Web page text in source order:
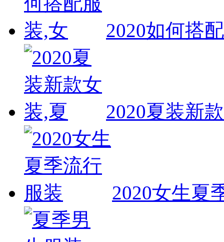
2020如何搭
2020夏装新
2020女生夏